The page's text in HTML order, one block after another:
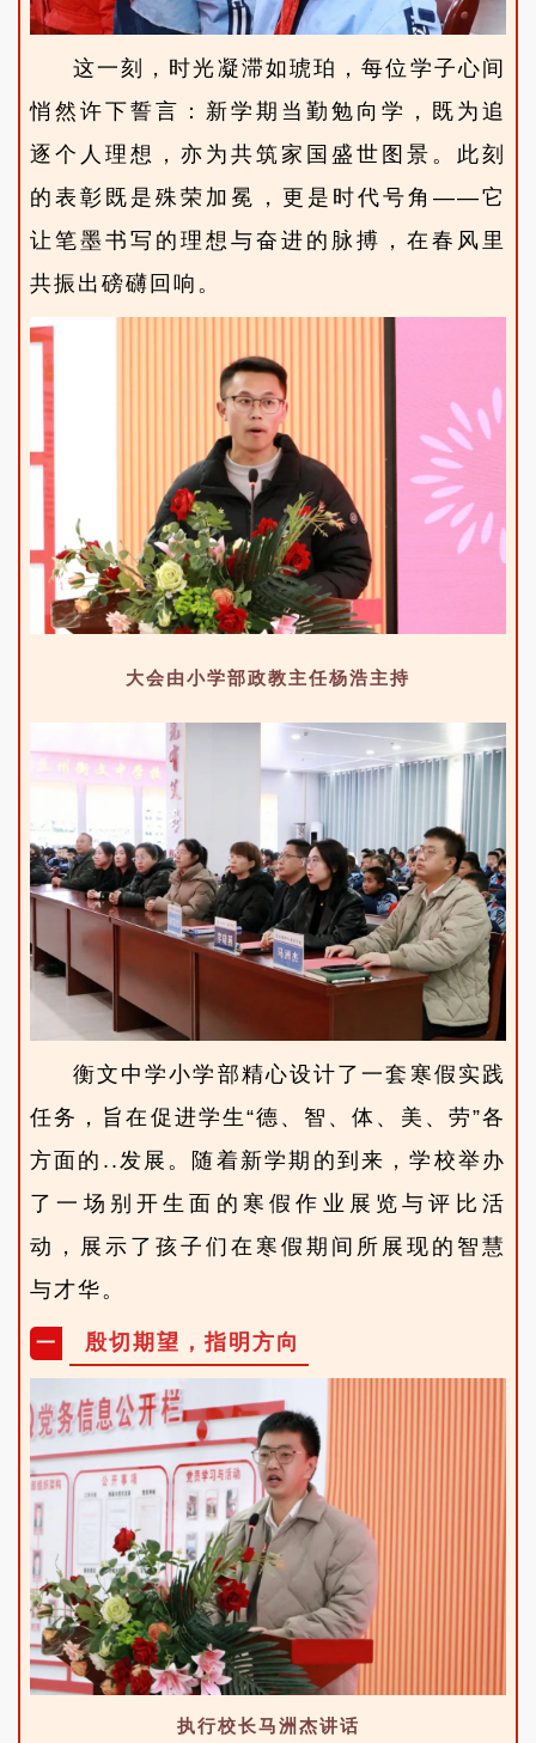
这一刻，时光凝滞如琥珀，每位学子心间
悄然许下誓言：新学期当勤勉向学，既为追
逐个人理想，亦为共筑家国盛世图景。此刻
的表彰既是殊荣加冕，更是时代号角——它
让笔墨书写的理想与奋进的脉搏，在春风里
共振出磅礴回响。
大会由小学部政教主任杨浩主持
衡文中学小学部精心设计了一套寒假实践
任务，旨在促进学生“德、智、体、美、劳”各
方面的..发展。随着新学期的到来，学校举办
了一场别开生面的寒假作业展览与评比活
动，展示了孩子们在寒假期间所展现的智慧
与才华。
一 殷切期望，指明方向
执行校长马洲杰讲话